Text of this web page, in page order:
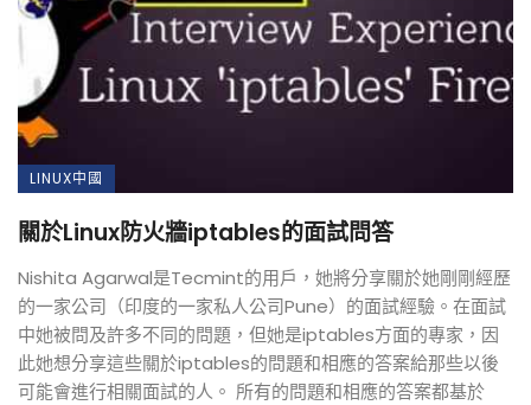
LINUX中國
關於Linux防火牆iptables的面試問答
Nishita Agarwal是Tecmint的用戶，她將分享關於她剛剛經歷
的一家公司（印度的一家私人公司Pune）的面試經驗。在面試
中她被問及許多不同的問題，但她是iptables方面的專家，因
此她想分享這些關於iptables的問題和相應的答案給那些以後
可能會進行相關面試的人。 所有的問題和相應的答案都基於